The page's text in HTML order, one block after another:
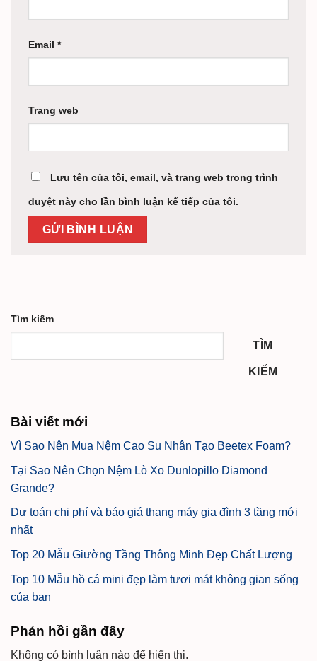
Email *
Trang web
Lưu tên của tôi, email, và trang web trong trình
duyệt này cho lần bình luận kế tiếp của tôi.
Tìm kiếm
TÌM
KIẾM
Bài viết mới
Vì Sao Nên Mua Nệm Cao Su Nhân Tạo Beetex Foam?
Tại Sao Nên Chọn Nệm Lò Xo Dunlopillo Diamond
Grande?
Dự toán chi phí và báo giá thang máy gia đình 3 tầng mới
nhất
Top 20 Mẫu Giường Tầng Thông Minh Đẹp Chất Lượng
Top 10 Mẫu hồ cá mini đẹp làm tươi mát không gian sống
của bạn
Phản hồi gần đây
Không có bình luận nào để hiển thị.